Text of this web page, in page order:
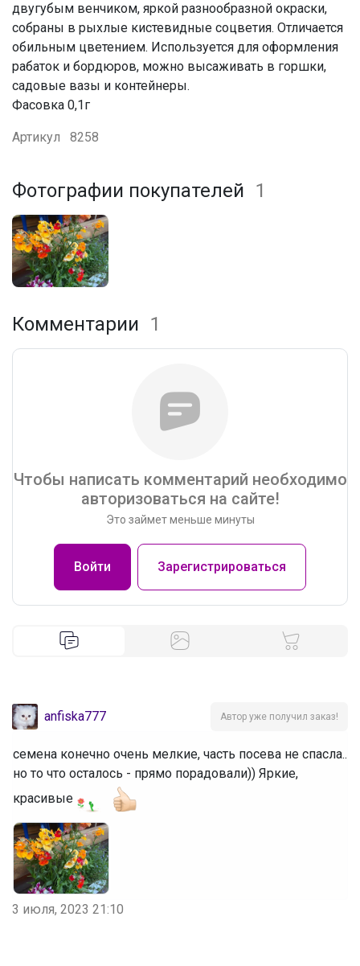
двугубым венчиком, яркой разнообразной окраски,
собраны в рыхлые кистевидные соцветия. Отличается
обильным цветением. Используется для оформления
рабаток и бордюров, можно высаживать в горшки,
садовые вазы и контейнеры.
Фасовка 0,1г
Артикул 8258
Фотографии покупателей 1
Комментарии 1
Чтобы написать комментарий необходимо
авторизоваться на сайте!
Это займет меньше минуты
Войти Зарегистрироваться
anfiska777 Автор уже получил заказ!
семена конечно очень мелкие, часть посева не спасла..
но то что осталось - прямо порадовали)) Яркие,
красивые
3 июля, 2023 21:10